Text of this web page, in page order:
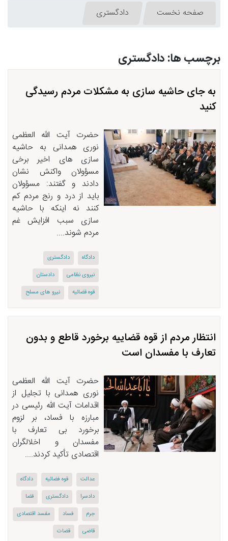
صفحه نخست دادگستری
برچسب ها: دادگستری
به جای حاشیه سازی به مشکلات مردم رسیدگی
کنید
حضرت آیت الله العظمی
نوری همدانی به حاشیه
سازی های اخیر برخی
مسؤولان واکنش نشان
دادند و گفتند: مسؤولان
باید از درد و رنج مردم كم
كنند نه اینكه با حاشیه
سازی سبب افزایش غم
مردم شوند....
دادگاه
دادگستری
نیروی نظامی
دادستان
قوه قضائیه
نیرو های مسلح
انتظار مردم از قوه قضاییه برخورد قاطع و بدون
تعارف با مفسدان است
حضرت آیت الله العظمی
نوری همدانی با تجلیل از
اقدامات آیت الله رئیسی در
مبارزه با فساد، بر لزوم
برخورد بی تعارف با
مفسدان و اخلالگران
اقتصادی تأکید کردند....
عدالت قوه فضائیه
دادگاه
دادسرا
دادگستری
قضا
جرم
فساد
مفسد اقتصادی
قاضی
قضات